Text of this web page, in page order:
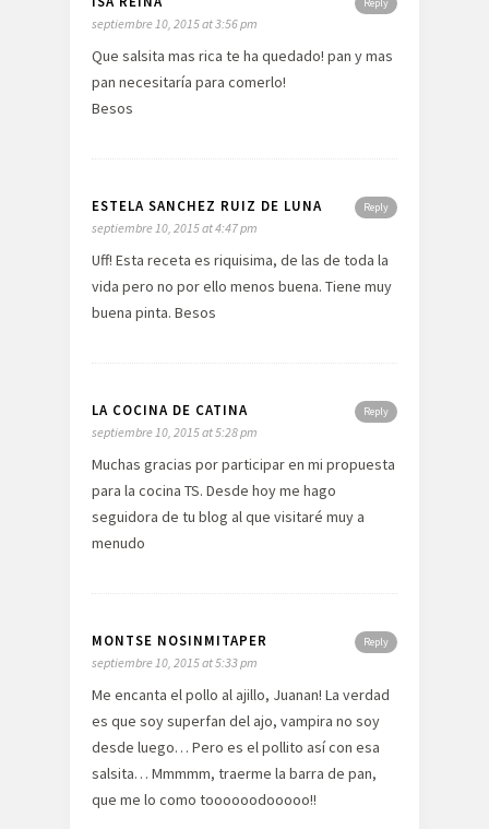
septiembre 10, 2015 at 3:56 pm
Que salsita mas rica te ha quedado! pan y mas
pan necesitaría para comerlo!
Besos
Reply
ESTELA SANCHEZ RUIZ DE LUNA
septiembre 10, 2015 at 4:47 pm
Uff! Esta receta es riquisima, de las de toda la
vida pero no por ello menos buena. Tiene muy
buena pinta. Besos
Reply
LA COCINA DE CATINA
septiembre 10, 2015 at 5:28 pm
Muchas gracias por participar en mi propuesta
para la cocina TS. Desde hoy me hago
seguidora de tu blog al que visitaré muy a
menudo
Reply
MONTSE NOSINMITAPER
septiembre 10, 2015 at 5:33 pm
Me encanta el pollo al ajillo, Juanan! La verdad
es que soy superfan del ajo, vampira no soy
desde luego… Pero es el pollito así con esa
salsita… Mmmmm, traerme la barra de pan,
que me lo como toooooodooooo!!